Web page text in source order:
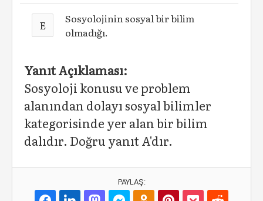
E
Sosyolojinin sosyal bir bilim
olmadığı.
Yanıt Açıklaması:
Sosyoloji konusu ve problem
alanından dolayı sosyal bilimler
kategorisinde yer alan bir bilim
dalıdır. Doğru yanıt A'dır.
PAYLAŞ: